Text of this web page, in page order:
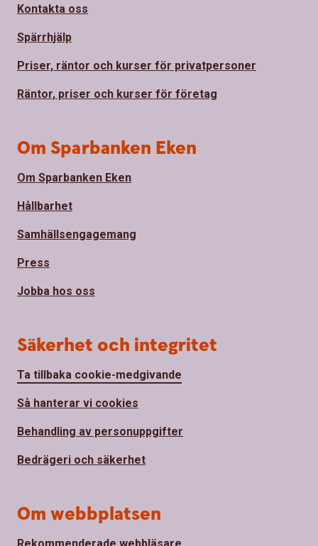
Kontakta oss
Spärrhjälp
Priser, räntor och kurser för privatpersoner
Räntor, priser och kurser för företag
Om Sparbanken Eken
Om Sparbanken Eken
Hållbarhet
Samhällsengagemang
Press
Jobba hos oss
Säkerhet och integritet
Ta tillbaka cookie-medgivande
Så hanterar vi cookies
Behandling av personuppgifter
Bedrägeri och säkerhet
Om webbplatsen